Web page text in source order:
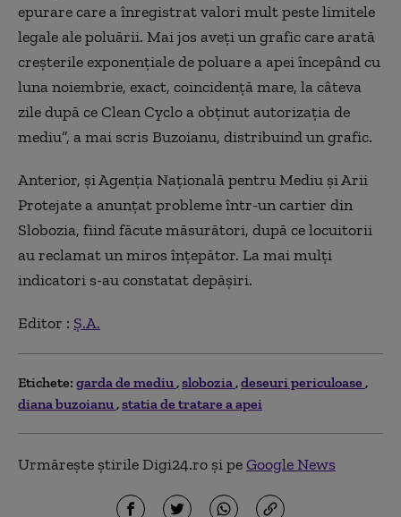
epurare care a înregistrat valori mult peste limitele
legale ale poluării. Mai jos aveţi un grafic care arată
creşterile exponenţiale de poluare a apei începând cu
luna noiembrie, exact, coincidenţă mare, la câteva
zile după ce Clean Cyclo a obţinut autorizaţia de
mediu”, a mai scris Buzoianu, distribuind un grafic.
Anterior, şi Agenţia Naţională pentru Mediu şi Arii
Protejate a anunţat probleme într-un cartier din
Slobozia, fiind făcute măsurători, după ce locuitorii
au reclamat un miros înțepător. La mai mulţi
indicatori s-au constatat depăşiri.
Editor : Ș.A.
Etichete: garda de mediu slobozia deseuri periculoase
diana buzoianu statia de tratare a apei
Urmărește știrile Digi24.ro și peGoogle News